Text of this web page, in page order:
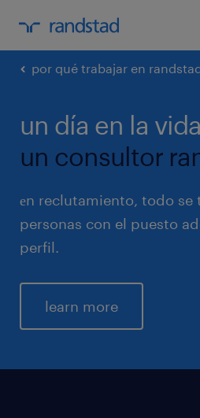
por qué trabajar en
un día en la
un consultor
еn reclutamiento, todo se
personas con el puesto
perfil.
learn more